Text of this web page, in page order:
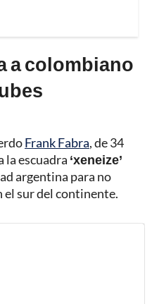
a colombiano
Frank Fabra, de 34
la escuadra ‘xeneize’
argentina para no
el sur del continente.